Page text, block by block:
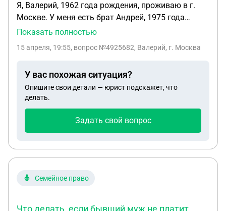
Я, Валерий, 1962 года рождения, проживаю в г.
Москве. У меня есть брат Андрей, 1975 года
рождения, проживает в другом городе, долгое
группы. Андрей является собственником
после смерти отца, мама отказалась в его пользу.
Мама умерла в 2024. Других близких
родственников нет. В декабре 2024 года после
лекарств и употреблением алкоголя, привел
возможность проживание в ней, был
где и находится в настоящее время. Я оплатил
Показать полностью
15 апреля, 19:55, вопрос №4925682, Валерий, г. Москва
У вас похожая ситуация?
Опишите свои детали — юрист подскажет, что
делать.
Задать свой вопрос
Семейное право
Что делать, если бывший муж не платит